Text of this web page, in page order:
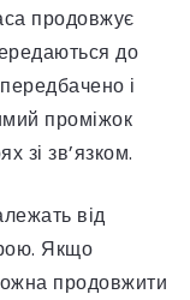
продовжує
до
і
проміжок
зі зв’язком.
від
Якщо
продовжити